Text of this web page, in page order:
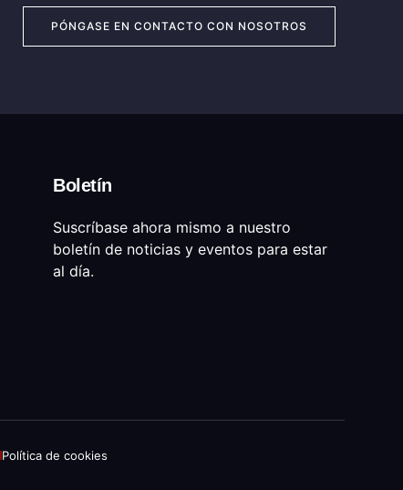
PÓNGASE EN CONTACTO CON NOSOTROS
Boletín
Suscríbase ahora mismo a nuestro
boletín de noticias y eventos para estar
al día.
Política de cookies